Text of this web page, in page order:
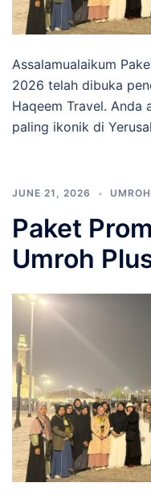
Assalamualaikum
2026 telah dibuka
Haqeem Travel. Anda
paling ikonik di
JUNE 21, 2026
Paket
Umroh